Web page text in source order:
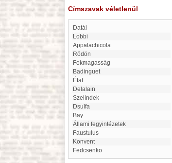
Címszavak véletlenül
Datál
Lobbi
Appalachicola
Rödön
Fokmagasság
Badinguet
État
Delalain
Szelindek
Dsulfa
bay
Állami fegyintézetek
Faustulus
Konvent
Fedcsenko